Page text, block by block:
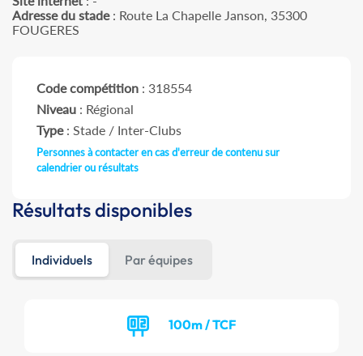
Adresse du stade: Route La Chapelle Janson, 35300
FOUGERES
Code compétition : 318554
Niveau : Régional
Type: Stade / Inter-Clubs
Personnes à contacter en cas d'erreur de contenu sur
calendrier ou résultats
Résultats disponibles
Individuels Par équipes
100m / TCF